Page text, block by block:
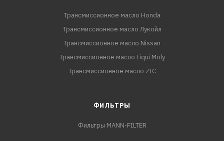
Трансмиссионное масло Honda
Трансмиссионное масло Лукойл
Трансмиссионное масло Nissan
Трансмиссионное масло Liqui Moly
Трансмиссионное масло ZIC
ФИЛЬТРЫ
Фильтры MANN-FILTER